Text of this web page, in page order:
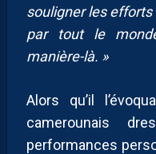
souligner les efforts
par tout le
manière-là. »
Alors qu’il
camerounais
performances